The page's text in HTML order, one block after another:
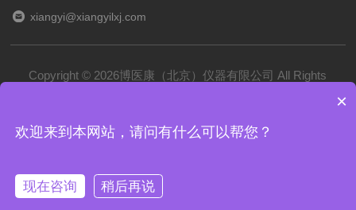
xiangyi@xiangyilxj.com
Copyright © 2026博医康（北京）仪器有限公司 All Rights
京公网安备 11011102002194号
×
欢迎来到本网站，请问有什么可以帮您？
现在咨询 稍后再说